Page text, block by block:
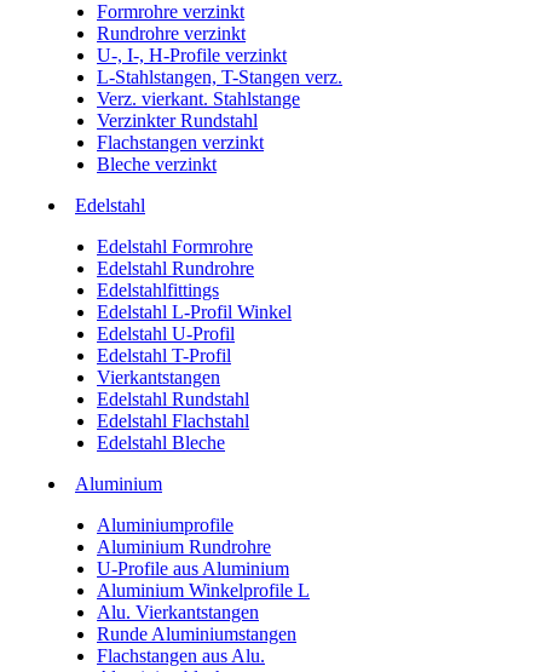
Formrohre verzinkt
Rundrohre verzinkt
U-, I-, H-Profile verzinkt
L-Stahlstangen, T-Stangen verz.
Verz. vierkant. Stahlstange
Verzinkter Rundstahl
Flachstangen verzinkt
Bleche verzinkt
Edelstahl
Edelstahl Formrohre
Edelstahl Rundrohre
Edelstahlfittings
Edelstahl L-Profil Winkel
Edelstahl U-Profil
Edelstahl T-Profil
Vierkantstangen
Edelstahl Rundstahl
Edelstahl Flachstahl
Edelstahl Bleche
Aluminium
Aluminiumprofile
Aluminium Rundrohre
U-Profile aus Aluminium
Aluminium Winkelprofile L
Alu. Vierkantstangen
Runde Aluminiumstangen
Flachstangen aus Alu.